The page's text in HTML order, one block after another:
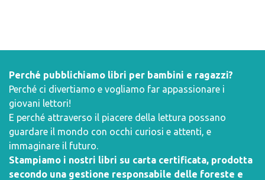
Perché pubblichiamo libri per bambini e ragazzi?
Perché ci divertiamo e vogliamo far appassionare i
giovani lettori!
E perché attraverso il piacere della lettura possano
guardare il mondo con occhi curiosi e attenti, e
immaginare il futuro.
Stampiamo i nostri libri su carta certificata, prodotta
secondo una gestione responsabile delle foreste e